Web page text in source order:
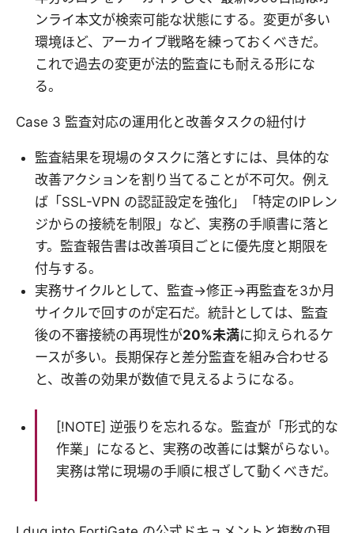
ンライ本文が検索可能な状態にする。変更が多い
環境ほど、アーカイブ戦略を練っておくべきだ。
これで過去の変更が法的監査にも耐える形にな
る。
Case 3 監査対応の運用化と改善タスクの紐付け
監査結果を現場のタスクに落とすには、具体的な
改善アクションを割り当てることが不可欠。例え
ば「SSL-VPN の認証設定を強化」「特定のIPレン
ジからの接続を制限」など、実務の手順書に落と
す。監査報告書は改善項目ごとに優先度と期限を
付与する。
実務サイクルとして、監査→修正→再監査を3か月
サイクルで回すのが定石だ。統計としては、監査
後の不審接続の再現性が20%未満に抑えられるケ
ースが多い。長期保存と差分監査を組み合わせる
と、改善の効果が数値で見えるようになる。
[!NOTE] 逆張りを忘れるな。監査が「形式的な
作業」になると、実務の改善には繋がらない。
実務は常に現場の手順に根ざして動くべきだ。